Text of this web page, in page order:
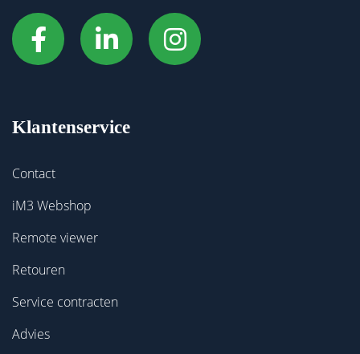
Klantenservice
Contact
iM3 Webshop
Remote viewer
Retouren
Service contracten
Advies